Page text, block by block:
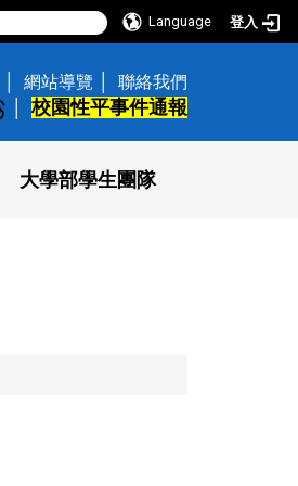
Language 登入
網站導覽
聯絡我們
校園性平事件通報
大學部學生團隊